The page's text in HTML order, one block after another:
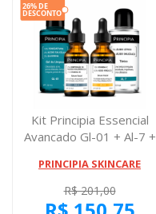
Kit Principia Essencial
Avancado Gl-01 + Al-7 +
PRINCIPIA SKINCARE
R$ 201,00